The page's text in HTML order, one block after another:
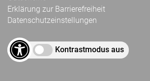
Erklärung zur Barrierefreiheit
Datenschutzeinstellungen
Kontrastmodus aus